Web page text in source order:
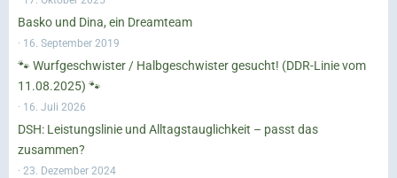
Basko und Dina, ein Dreamteam
16. September 2019
🐾 Wurfgeschwister / Halbgeschwister gesucht! (DDR-Linie vom
11.08.2025) 🐾
16. Juli 2026
DSH: Leistungslinie und Alltagstauglichkeit – passt das
zusammen?
23. Dezember 2024